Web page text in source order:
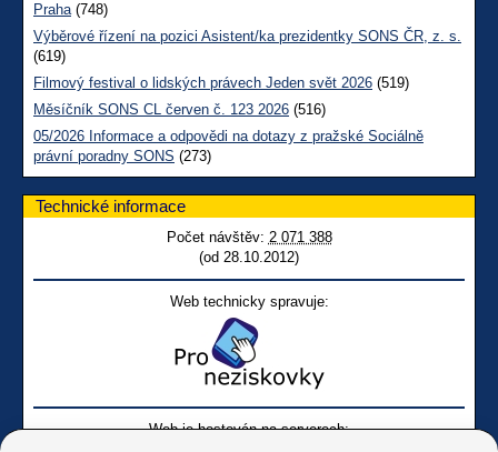
Praha(748)
Výběrové řízení na pozici Asistent/ka prezidentky SONS ČR, z. s.
(619)
Filmový festival o lidských právech Jeden svět 2026 (519)
Měsíčník SONS CL červen č. 123 2026 (516)
05/2026 Informace a odpovědi na dotazy z pražské Sociálně
právní poradny SONS (273)
Technické informace
Počet návštěv: 2 071 388
(od 28.10.2012)
Web technicky spravuje:
Web je hostován na serverech: